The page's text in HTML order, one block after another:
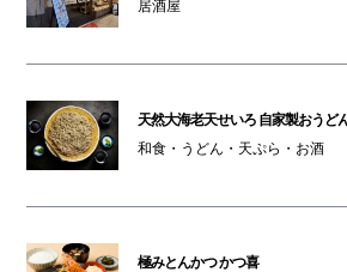
居酒屋
天然大海老天せいろ 自家製おうど
和食・うどん・天ぷら・お酒
極みとんかつ かつ喜